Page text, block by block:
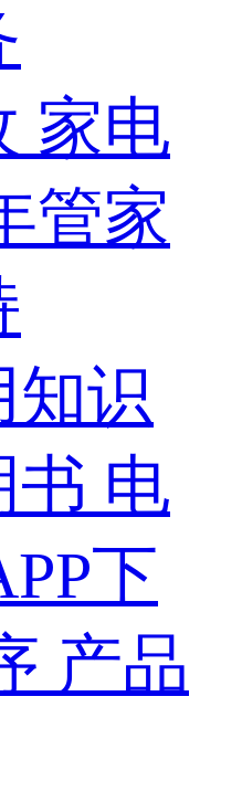
家电
管家
知识
书 电
下
产品